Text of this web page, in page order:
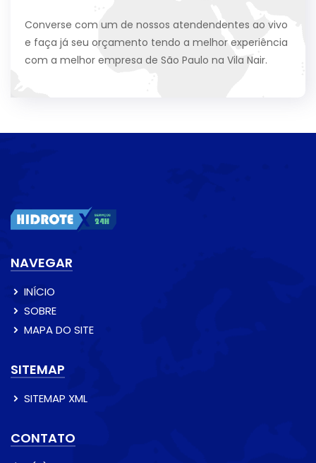
Converse com um de nossos atendendentes ao vivo
e faça já seu orçamento tendo a melhor experiência
com a melhor empresa de São Paulo na Vila Nair.
NAVEGAR
INÍCIO
SOBRE
MAPA DO SITE
SITEMAP
SITEMAP XML
CONTATO